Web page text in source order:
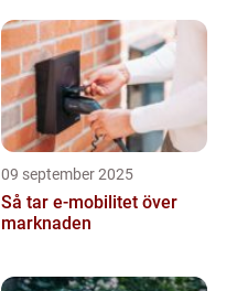
09 september 2025
Så tar e-mobilitet över
marknaden